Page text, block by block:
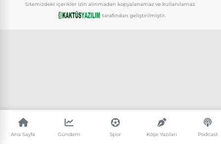
Ana Sayfa Gündem Spor Köşe Yazıları Podcast
Sitemizdeki içerikler izin alınmadan kopyalanamaz ve kullanılamaz.
tarafından geliştirilmiştir.